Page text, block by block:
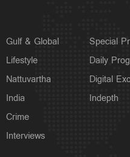
Gulf & Global
Lifestyle
Nattuvartha
India
Crime
Interviews
Special
Daily
Digital
Indepth